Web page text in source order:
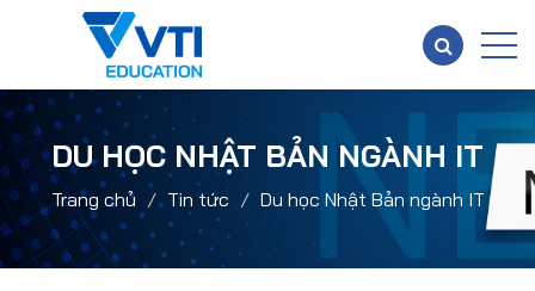
DU HỌC NHẬT BẢN NGÀNH IT
Trang chủ Tin tức Du học Nhật Bản ngành IT